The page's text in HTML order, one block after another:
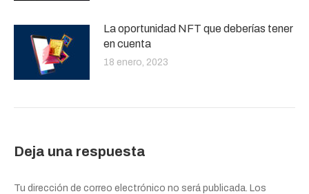
La oportunidad NFT que deberías tener
en cuenta
18 enero, 2023
Deja una respuesta
Tu dirección de correo electrónico no será publicada. Los